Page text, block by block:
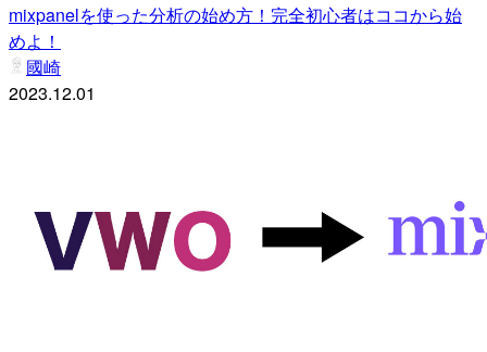
mixpanelを使った分析の始め方！完全初心者はココから始
めよ！
國崎
2023.12.01